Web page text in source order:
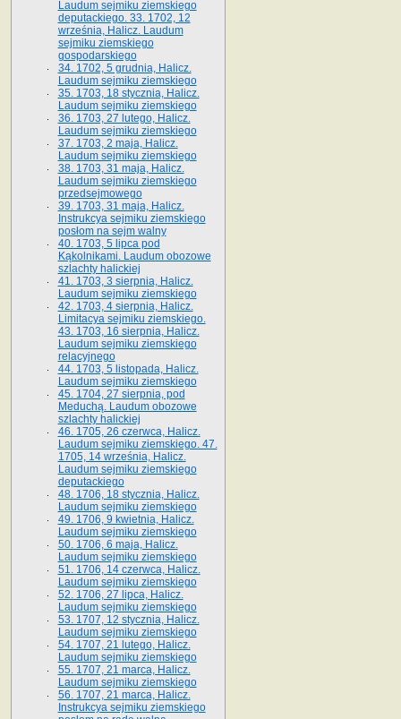
Laudum sejmiku ziemskiego
deputackiego. 33. 1702, 12
września, Halicz. Laudum
sejmiku ziemskiego
gospodarskiego
34. 1702, 5 grudnia, Halicz.
Laudum sejmiku ziemskiego
35. 1703, 18 stycznia, Halicz.
Laudum sejmiku ziemskiego
36. 1703, 27 lutego, Halicz.
Laudum sejmiku ziemskiego
37. 1703, 2 maja, Halicz.
Laudum sejmiku ziemskiego
38. 1703, 31 maja, Halicz.
Laudum sejmiku ziemskiego
przedsejmowego
39. 1703, 31 maja, Halicz.
Instrukcya sejmiku ziemskiego
posłom na sejm walny
40. 1703, 5 lipca pod
Kąkolnikami. Laudum obozowe
szlachty halickiej
41­. 1703, 3 sierpnia, Halicz.
Laudum sejmiku ziemskiego
42. 1703, 4 sierpnia, Halicz.
Limitacya sejmiku ziemskiego.
43. 1703, 16 sierpnia, Halicz.
Laudum sejmiku ziemskiego
relacyjnego
44. 1703, 5 listopada, Halicz.
Laudum sejmiku ziemskiego
45. 1704, 27 sierpnia, pod
Meduchą. Laudum obozowe
szlachty halickiej
46. 1705, 26 czerwca, Halicz.
Laudum sejmiku ziemskiego. 47.
1705, 14 września, Halicz.
Laudum sejmiku ziemskiego
deputackiego
48. 1706, 18 stycznia, Halicz.
Laudum sejmiku ziemskiego
49. 1706, 9 kwietnia, Halicz.
Laudum sejmiku ziemskiego
50. 1706, 6 maja, Halicz.
Laudum sejmiku ziemskiego
51. 1706, 14 czerwca, Halicz.
Laudum sejmiku ziemskiego
52. 1706, 27 lipca, Halicz.
Laudum sejmiku ziemskiego
53. 1707, 12 stycznia, Halicz.
Laudum sejmiku ziemskiego
54. 1707, 21 lutego, Halicz.
Laudum sejmiku ziemskiego
55. 1707, 21 marca, Halicz.
Laudum sejmiku ziemskiego
56. 1707, 21 marca, Halicz.
Instrukcya sejmiku ziemskiego